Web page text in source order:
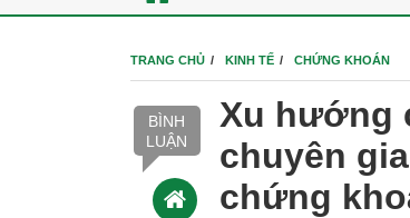
TRANG CHỦ KINH TẾ CHỨNG KHOÁN
BÌNH
LUẬN
Xu hướng
chuyên
chứng